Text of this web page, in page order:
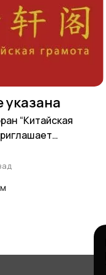
указана
“Китайская